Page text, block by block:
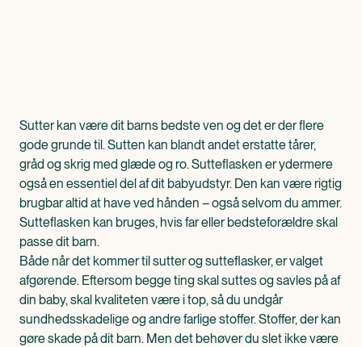
Sutter kan være dit barns bedste ven og det er der flere
gode grunde til. Sutten kan blandt andet erstatte tårer,
gråd og skrig med glæde og ro. Sutteflasken er ydermere
også en essentiel del af dit babyudstyr. Den kan være rigtig
brugbar altid at have ved hånden – også selvom du ammer.
Sutteflasken kan bruges, hvis far eller bedsteforældre skal
passe dit barn.
Både når det kommer til sutter og sutteflasker, er valget
afgørende. Eftersom begge ting skal suttes og savles på af
din baby, skal kvaliteten være i top, så du undgår
sundhedsskadelige og andre farlige stoffer. Stoffer, der kan
gøre skade på dit barn. Men det behøver du slet ikke være